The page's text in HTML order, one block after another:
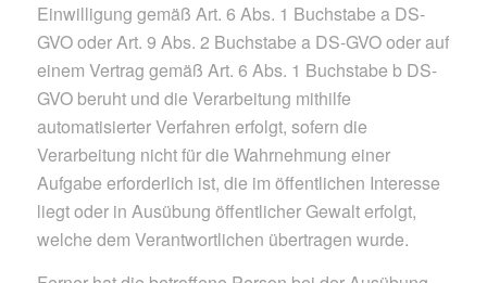
Einwilligung gemäß Art. 6 Abs. 1 Buchstabe a DS-
GVO oder Art. 9 Abs. 2 Buchstabe a DS-GVO oder auf
einem Vertrag gemäß Art. 6 Abs. 1 Buchstabe b DS-
GVO beruht und die Verarbeitung mithilfe
automatisierter Verfahren erfolgt, sofern die
Verarbeitung nicht für die Wahrnehmung einer
Aufgabe erforderlich ist, die im öffentlichen Interesse
liegt oder in Ausübung öffentlicher Gewalt erfolgt,
welche dem Verantwortlichen übertragen wurde.